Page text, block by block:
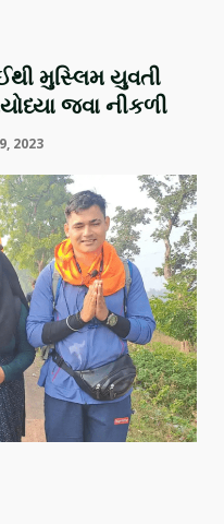
મુસ્લિમ યુવતી
જવા નીકળી
2023